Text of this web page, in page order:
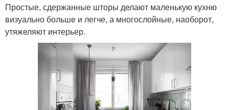
Простые, сдержанные шторы делают маленькую кухню
визуально больше и легче, а многослойные, наоборот,
утяжеляют интерьер.